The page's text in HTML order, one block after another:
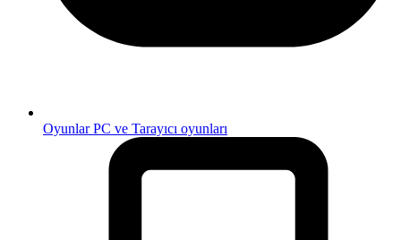
OyunlarPC ve Tarayıcı oyunları